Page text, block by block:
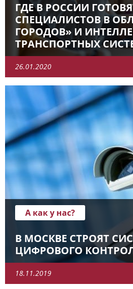
ГДЕ В РОССИИ
СПЕЦИАЛИСТОВ В
ГОРОДОВ» И
ТРАНСПОРТНЫХ
26.01.2020
А как у нас?
В МОСКВЕ СТРОЯТ
ЦИФРОВОГО
18.11.2019